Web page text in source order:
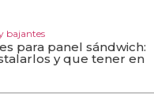
bajantes
para panel sándwich:
y que tener en